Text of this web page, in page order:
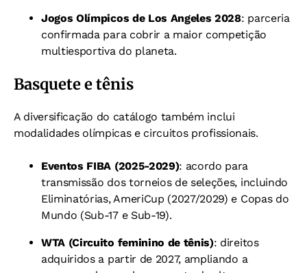
Jogos Olímpicos de Los Angeles 2028: parceria
confirmada para cobrir a maior competição
multiesportiva do planeta.
Basquete e tênis
A diversificação do catálogo também inclui
modalidades olímpicas e circuitos profissionais.
Eventos FIBA (2025-2029): acordo para
transmissão dos torneios de seleções, incluindo
Eliminatórias, AmeriCup (2027/2029) e Copas do
Mundo (Sub-17 e Sub-19).
WTA (Circuito feminino de tênis): direitos
adquiridos a partir de 2027, ampliando a